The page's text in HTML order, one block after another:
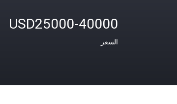
USD25000-40000
السعر